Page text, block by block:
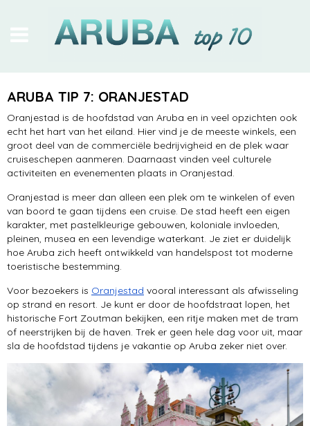
Arikok NP
in en op het water
bezienswaardigheden
heerlijke hotels
excursies
Oranjestad
Renaissance Island
Hooiberg
San Nicolas
ARUBA TIP 7: ORANJESTAD
Oranjestad is de hoofdstad van Aruba en in veel opzichten ook
echt het hart van het eiland. Hier vind je de meeste winkels, een
groot deel van de commerciële bedrijvigheid en de plek waar
cruiseschepen aanmeren. Daarnaast vinden veel culturele
activiteiten en evenementen plaats in Oranjestad.
Oranjestad is meer dan alleen een plek om te winkelen of even
van boord te gaan tijdens een cruise. De stad heeft een eigen
karakter, met pastelkleurige gebouwen, koloniale invloeden,
pleinen, musea en een levendige waterkant. Je ziet er duidelijk
hoe Aruba zich heeft ontwikkeld van handelspost tot moderne
toeristische bestemming.
Voor bezoekers is Oranjestad vooral interessant als afwisseling
op strand en resort. Je kunt er door de hoofdstraat lopen, het
historische Fort Zoutman bekijken, een ritje maken met de tram
of neerstrijken bij de haven. Trek er geen hele dag voor uit, maar
sla de hoofdstad tijdens je vakantie op Aruba zeker niet over.